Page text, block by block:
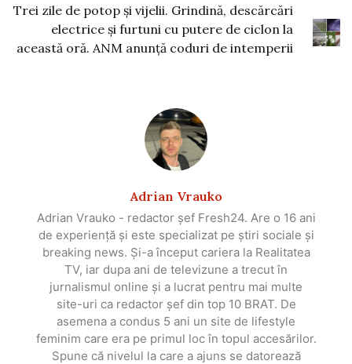
Trei zile de potop şi vijelii. Grindină, descărcări
electrice şi furtuni cu putere de ciclon la
această oră. ANM anunţă coduri de intemperii
Adrian Vrauko
Adrian Vrauko - redactor șef Fresh24. Are o 16 ani
de experiență și este specializat pe știri sociale și
breaking news. Și-a început cariera la Realitatea
TV, iar dupa ani de televizune a trecut în
jurnalismul online și a lucrat pentru mai multe
site-uri ca redactor șef din top 10 BRAT. De
asemena a condus 5 ani un site de lifestyle
feminim care era pe primul loc în topul accesărilor.
Spune că nivelul la care a ajuns se datorează